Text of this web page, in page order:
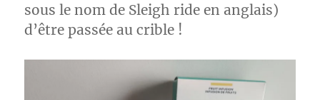
DAVIDsTEA
sous le nom de Sleigh ride en anglais)
d’être passée au crible !